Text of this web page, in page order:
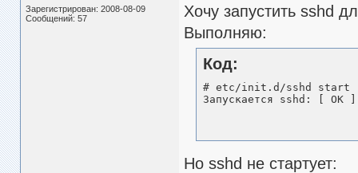
Зарегистрирован: 2008-08-09
Сообщений: 57
Хочу запустить sshd
Выполняю:
Код:
# etc/init.d/sshd start
Запускается sshd: [ OK ]
Но sshd не стартует: